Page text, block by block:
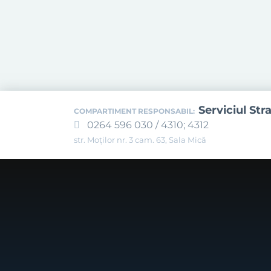
COMPARTIMENT RESPONSABIL: Serviciul
0264 596 030 / 4310; 4312
str. Moților nr. 3 cam. 63, Sala Mică